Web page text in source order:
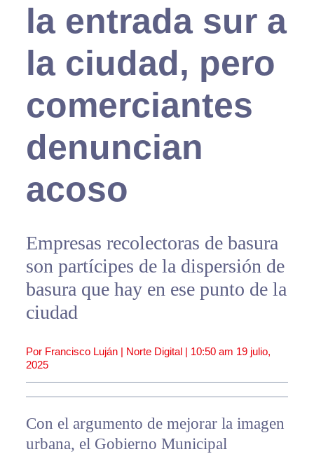
la entrada sur a
la ciudad, pero
comerciantes
denuncian
acoso
Empresas recolectoras de basura
son partícipes de la dispersión de
basura que hay en ese punto de la
ciudad
Por Francisco Luján | Norte Digital | 10:50 am 19 julio,
2025
Con el argumento de mejorar la imagen
urbana, el Gobierno Municipal